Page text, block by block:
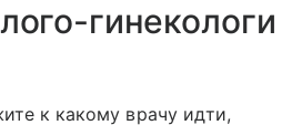
гинекологи
к какому врачу идти,